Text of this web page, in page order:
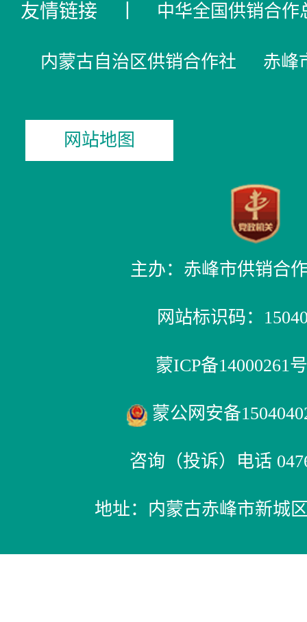
友情链接 中华全国供销合作
内蒙古自治区供销合作社 赤峰
网站地图
主办：赤峰市供销合
网站标识码：
蒙ICP备14000261
蒙公网安备
咨询（投诉）电话
地址：内蒙古赤峰市新城